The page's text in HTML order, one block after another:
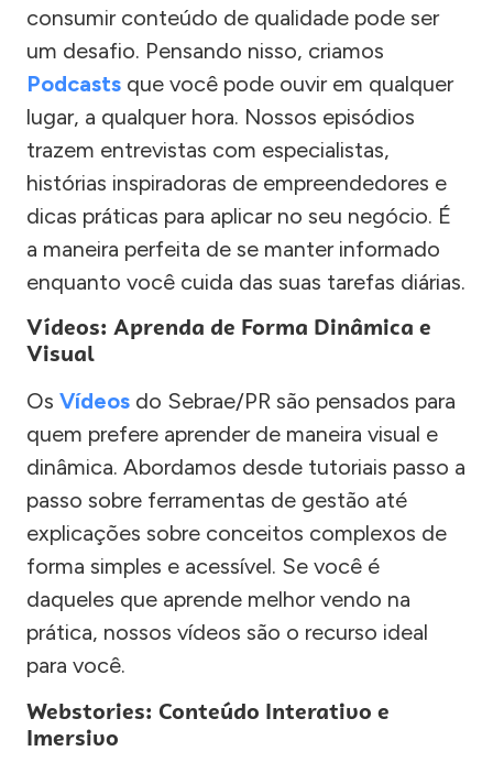
consumir conteúdo de qualidade pode ser
um desafio. Pensando nisso, criamos
Podcasts que você pode ouvir em qualquer
lugar, a qualquer hora. Nossos episódios
trazem entrevistas com especialistas,
histórias inspiradoras de empreendedores e
dicas práticas para aplicar no seu negócio. É
a maneira perfeita de se manter informado
enquanto você cuida das suas tarefas diárias.
Vídeos: Aprenda de Forma Dinâmica e
Visual
Os Vídeos do Sebrae/PR são pensados para
quem prefere aprender de maneira visual e
dinâmica. Abordamos desde tutoriais passo a
passo sobre ferramentas de gestão até
explicações sobre conceitos complexos de
forma simples e acessível. Se você é
daqueles que aprende melhor vendo na
prática, nossos vídeos são o recurso ideal
para você.
Webstories: Conteúdo Interativo e
Imersivo